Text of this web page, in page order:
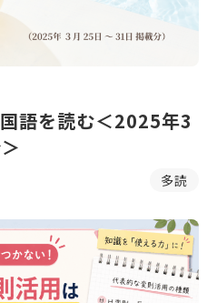
語を読む＜2025年3
多読